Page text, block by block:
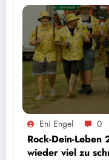
Eni Engel 0
Rock-Dein-
wieder viel zu